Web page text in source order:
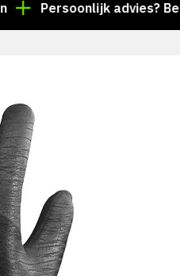
Persoonlijk advies? Bel +31